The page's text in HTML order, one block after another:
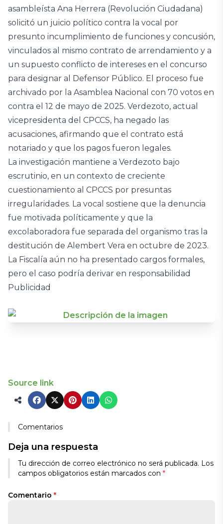
asambleísta Ana Herrera (Revolución Ciudadana)
solicitó un juicio político contra la vocal por
presunto incumplimiento de funciones y concusión,
vinculados al mismo contrato de arrendamiento y a
un supuesto conflicto de intereses en el concurso
para designar al Defensor Público. El proceso fue
archivado por la Asamblea Nacional con 70 votos en
contra el 12 de mayo de 2025. Verdezoto, actual
vicepresidenta del CPCCS, ha negado las
acusaciones, afirmando que el contrato está
notariado y que los pagos fueron legales.
La investigación mantiene a Verdezoto bajo
escrutinio, en un contexto de creciente
cuestionamiento al CPCCS por presuntas
irregularidades. La vocal sostiene que la denuncia
fue motivada políticamente y que la
excolaboradora fue separada del organismo tras la
destitución de Alembert Vera en octubre de 2023.
La Fiscalía aún no ha presentado cargos formales,
pero el caso podría derivar en responsabilidad
Publicidad
Source link
Comentarios
Deja una respuesta
Tu dirección de correo electrónico no será publicada. Los
campos obligatorios están marcados con *
Comentario *